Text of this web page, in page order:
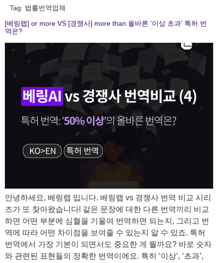
Tag: 법률번역업체
[베링랩] or more VS [경쟁사] more than 올바른 ‘이상 초과’ 특허 번
역은?
안녕하세요, 베링랩 입니다. 베링랩 vs 경쟁사 번역 비교 시리
즈가 또 찾아왔습니다! 같은 문장에 대한 다른 번역끼리 비교
하면 어떤 부분에 심혈을 기울여 번역하면 되는지, 그리고 번
역에 따라 어떤 차이점을 보여줄 수 있는지 알 수 있죠. 특허
번역에서 가장 기본이 되면서도 중요한 게 뭘까요? 바로 숫자
와 관련된 표현들의 정확한 번역이에요. 특히 ‘이상’, ‘초과’,